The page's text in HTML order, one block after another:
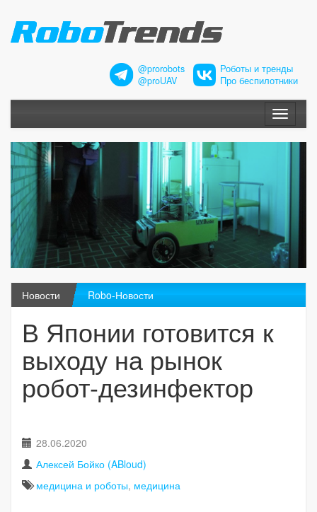
@prorobots
@proUAV
Роботы и тренды
Про беспилотники
Меню
Новости Robo-Новости
В Японии готовится к
выходу на рынок
робот-дезинфектор
28.06.2020
Алексей Бойко (ABloud)
медицина и роботы, медицина